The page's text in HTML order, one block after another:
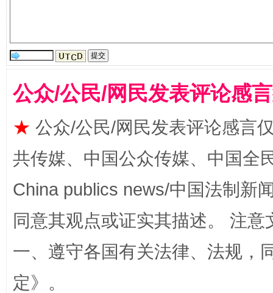
公众/公民/网民发表评论感
★ 公众/公民/网民发表评论感言
共传媒、中国公众传媒、中国全
China publics news/中国法制新
同意其观点或证实其描述。 注
一、遵守各国有关法律、法规，
定》。